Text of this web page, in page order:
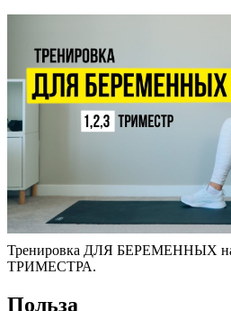
Тренировка ДЛЯ БЕРЕМЕННЫХ на
ТРИМЕСТРА.
Польза